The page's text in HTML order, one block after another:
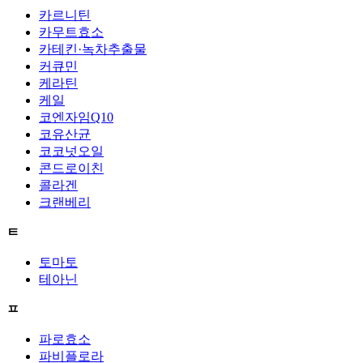
카르니틴
카무트효소
카테킨·녹차추출물
커큐민
케라틴
케일
코엔자임Q10
코유산균
코코넛오일
콘드로이친
콜라겐
크랜베리
ㅌ
토마토
테아닌
ㅍ
파로효소
파비플로라